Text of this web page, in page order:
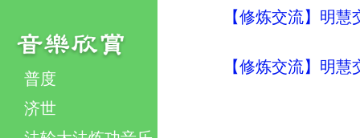
普度
济世
【修炼交流】明
【修炼交流】明